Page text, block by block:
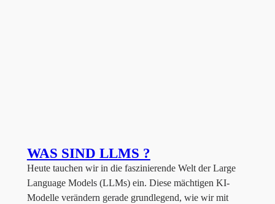
WAS SIND LLMS ?
Heute tauchen wir in die faszinierende Welt der Large
Language Models (LLMs) ein. Diese mächtigen KI-
Modelle verändern gerade grundlegend, wie wir mit